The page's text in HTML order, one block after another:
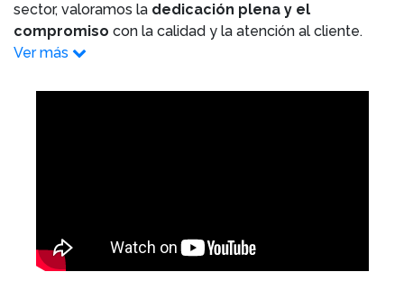
sector, valoramos la dedicación plena y el
compromiso con la calidad y la atención al cliente.
Ver más